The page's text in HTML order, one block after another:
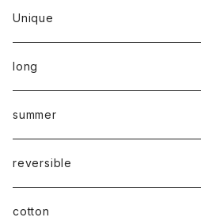
Unique
long
summer
reversible
cotton